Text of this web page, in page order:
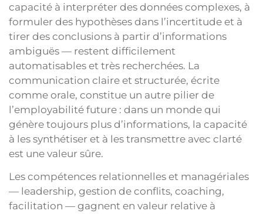
capacité à interpréter des données complexes, à
formuler des hypothèses dans l’incertitude et à
tirer des conclusions à partir d’informations
ambiguës — restent difficilement
automatisables et très recherchées. La
communication claire et structurée, écrite
comme orale, constitue un autre pilier de
l’employabilité future : dans un monde qui
génère toujours plus d’informations, la capacité
à les synthétiser et à les transmettre avec clarté
est une valeur sûre.
Les compétences relationnelles et managériales
— leadership, gestion de conflits, coaching,
facilitation — gagnent en valeur relative à